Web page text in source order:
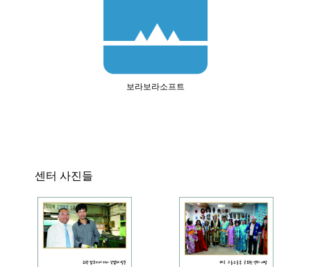
보라보라소프트
센터 사진들